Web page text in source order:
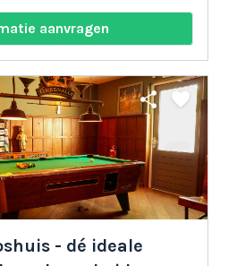
aanvragen
share favorite
- dé ideale